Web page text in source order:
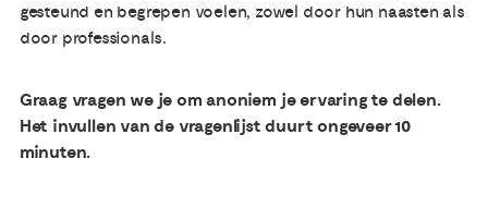
Over ons
Contact
gesteund en begrepen voelen, zowel door hun naasten als
door professionals.
Graag vragen we je om anoniem je ervaring te delen.
Het invullen van de vragenlijst duurt ongeveer 10
minuten.